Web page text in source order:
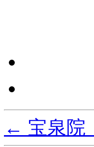
← 宝泉院